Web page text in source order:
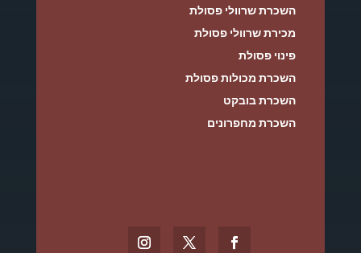
השכרת שרוולי פסולת
מכירת שרוולי פסולת
פינוי פסולת
השכרת מכולות פסולת
השכרת בובקט
השכרת מחפרונים